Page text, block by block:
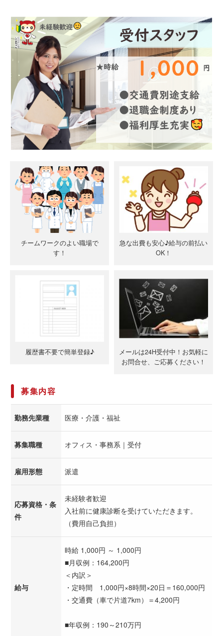
チームワークのよい職場で
す！
急な出費も安心♪給与の前払い
OK！
履歴書不要で簡単登録♪
メールは24H受付中！お気軽に
お問合せ、ご応募ください！
募集内容
勤務先業種 医療・介護・福祉
募集職種 オフィス・事務系｜受付
雇用形態 派遣
応募資格・条
件
未経験者歓迎
入社前に健康診断を受けていただきます。
（費用自己負担）
給与
時給 1,000円 ～ 1,000円
■月収例：164,200円
＜内訳＞
・定時間 1,000円×8時間×20日＝160,000円
・交通費（車で片道7km）＝4,200円
■年収例：190～210万円